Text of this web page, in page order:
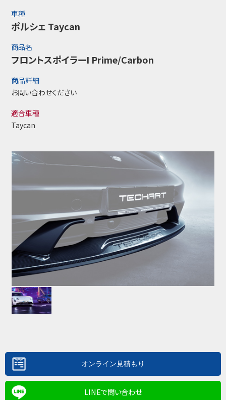
車種
ポルシェ Taycan
商品名
フロントスポイラーI Prime/Carbon
商品詳細
お問い合わせください
適合車種
Taycan
LINEで問い合わせ